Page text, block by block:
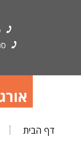
דף הבית